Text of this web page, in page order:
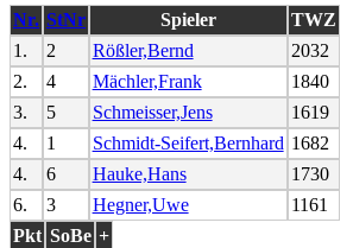
Nr. StNr Spieler
TWZ
1.
2 Rößler,Bernd
2032
2.
4 Mächler,Frank
1840
3.
5 Schmeisser,Jens
1619
4.
1 Schmidt-Seifert,Bernhard 1682
4.
6 Hauke,Hans
1730
6.
3 Hegner,Uwe
1161
Pkt SoBe +